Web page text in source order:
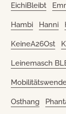
EichiBleibt
Hambi Hanni
KeineA26Ost
Leinemasch
Osthang